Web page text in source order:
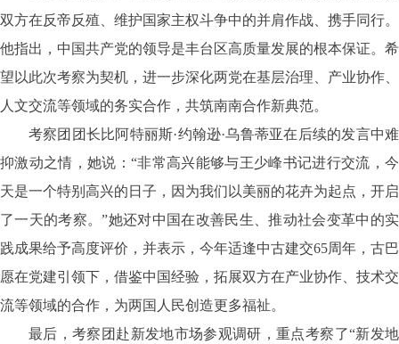
双方在反帝反殖、维护国家主权斗争中的并肩作战、携手同行。
他指出，中国共产党的领导是丰台区高质量发展的根本保证。希
望以此次考察为契机，进一步深化两党在基层治理、产业协作、
人文交流等领域的务实合作，共筑南南合作新典范。
考察团团长比阿特丽斯·约翰逊·乌鲁蒂亚在后续的发言中难
抑激动之情，她说：“非常高兴能够与王少峰书记进行交流，今
天是一个特别高兴的日子，因为我们以美丽的花卉为起点，开启
了一天的考察。”她还对中国在改善民生、推动社会变革中的实
践成果给予高度评价，并表示，今年适逢中古建交65周年，古巴
愿在党建引领下，借鉴中国经验，拓展双方在产业协作、技术交
流等领域的合作，为两国人民创造更多福祉。
最后，考察团赴新发地市场参观调研，重点考察了“新发地